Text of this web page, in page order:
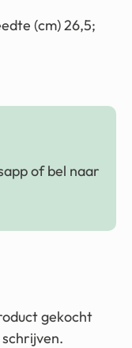
(cm) 26,5;
of bel naar
gekocht